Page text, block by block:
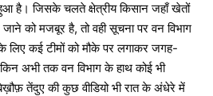
है। जिसके चलते क्षेत्रीय किसान जहाँ खेतों
को मजबूर है, तो वही सूचना पर वन विभाग
लिए कई टीमों को मौके पर लगाकर जगह-
अभी तक वन विभाग के हाथ कोई भी
तेंदुए की कुछ वीडियो भी रात के अंधेरे में